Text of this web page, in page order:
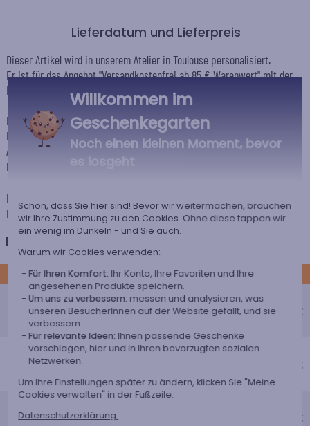
Lieferdatum und Lieferpreis
Dieser Artikel wird in unserem Atelier in Toulouse personalisiert.
Er ist für das Angebot "Versandkostenfrei ab 85 € Warenwert" mit der
Hermes-Standardlieferung berechtigt.
Für jede Bestellung unter 85 € gelten die unten aufgeführten
Lieferkosten für den Kauf dieses Artikels.
Artikel, die in unserem Atelier personalisiert werden (etwa 95% unserer
Produkte), sind mit dem Logo
Das Voraussichtliche Lieferdatum ist nur bei einer Zahlung per PayPal,
Kreditkarte oder Sofortüberweisung gültig.
Deutschland
STANDARD
Economy-Versand an einen Paketshop
Voraussichtliches Lieferdatum
5,50 €
Economy-Versand nach Hause
Montag 17 August 2026
6,95 €
Standardlieferung nach Hause
Voraussichtliches Lieferdatum
9,95 €
Willkommen im
Geschenkegarten
Noch einen kleinen Moment, bevor
es losgeht
Schön, dass Sie hier sind! Bevor wir weitermachen, brauchen
wir Ihre Zustimmung zu den Cookies. Ohne diese tappen wir
ein wenig im Dunkeln - und Sie auch.
Warum wir Cookies verwenden:
Für Ihren Komfort: Ihr Konto, Ihre Favoriten und Ihre
angesehenen Produkte speichern.
Um uns zu verbessern: messen und analysieren, was
unseren BesucherInnen auf der Website gefällt, und sie
verbessern.
Für relevante Ideen: Ihnen passende Geschenke
vorschlagen, hier und in Ihren bevorzugten sozialen
Netzwerken.
Um Ihre Einstellungen später zu ändern, klicken Sie "Meine
Cookies verwalten" in der Fußzeile.
Datenschutzerklärung.